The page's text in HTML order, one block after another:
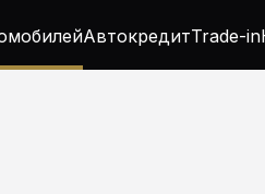
АвтокредитTrade-in